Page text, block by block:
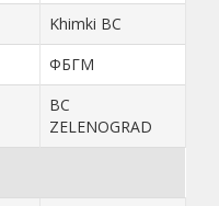
Khimki BC
ФБГМ
BC
ZELENOGRAD